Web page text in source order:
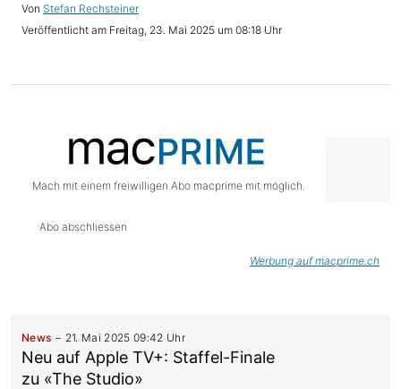
Stefan Rechsteiner
Freitag, 23. Mai 2025 um 08:18 Uhr
Mach mit einem freiwilligen Abo macprime mit möglich.
Abo abschliessen
Werbung auf macprime.ch
News 21. Mai 2025 09:42 Uhr
Neu auf Apple TV+: Staffel-Finale
zu «The Studio»